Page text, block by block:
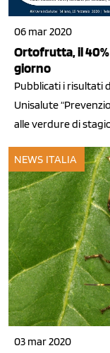
06 mar 2020
Ortofrutta, il
giorno
Pubblicati i risultati
Unisalute
alle verdure di
NEWS ITALIA
03 mar 2020